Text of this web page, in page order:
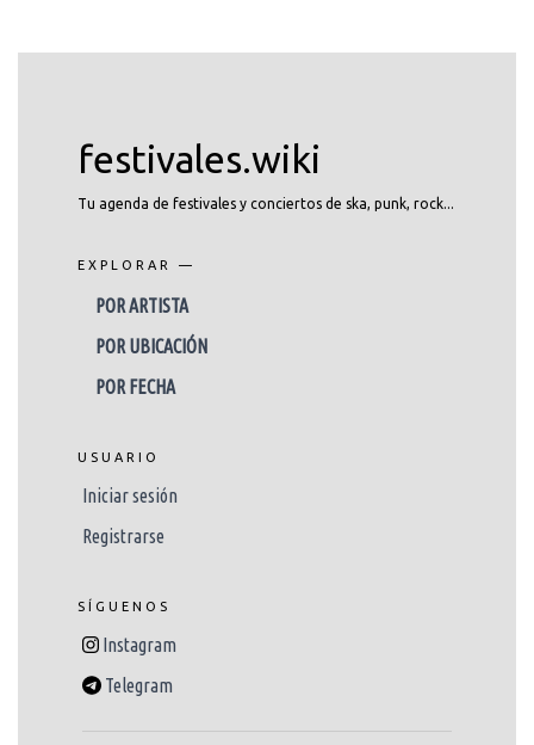
festivales.wiki
Tu agenda de festivales y conciertos de ska, punk, rock...
EXPLORAR —
POR ARTISTA
POR UBICACIÓN
POR FECHA
USUARIO
Iniciar sesión
Registrarse
SÍGUENOS
Instagram
Telegram